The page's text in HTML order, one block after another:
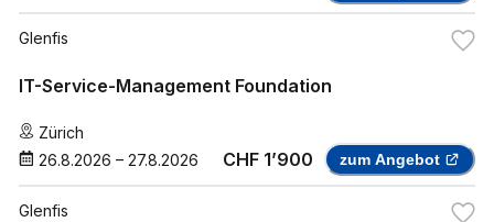
Glenfis
IT-Service-Management Foundation
Zürich
26.8.2026 – 27.8.2026 CHF 1’900 zum Angebot
Glenfis